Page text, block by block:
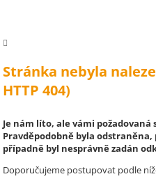
Stránka nebyla
HTTP 404)
Je nám líto, ale vámi
Pravděpodobně byla
případně byl nesprávně zadán
Doporučujeme postupovat podle